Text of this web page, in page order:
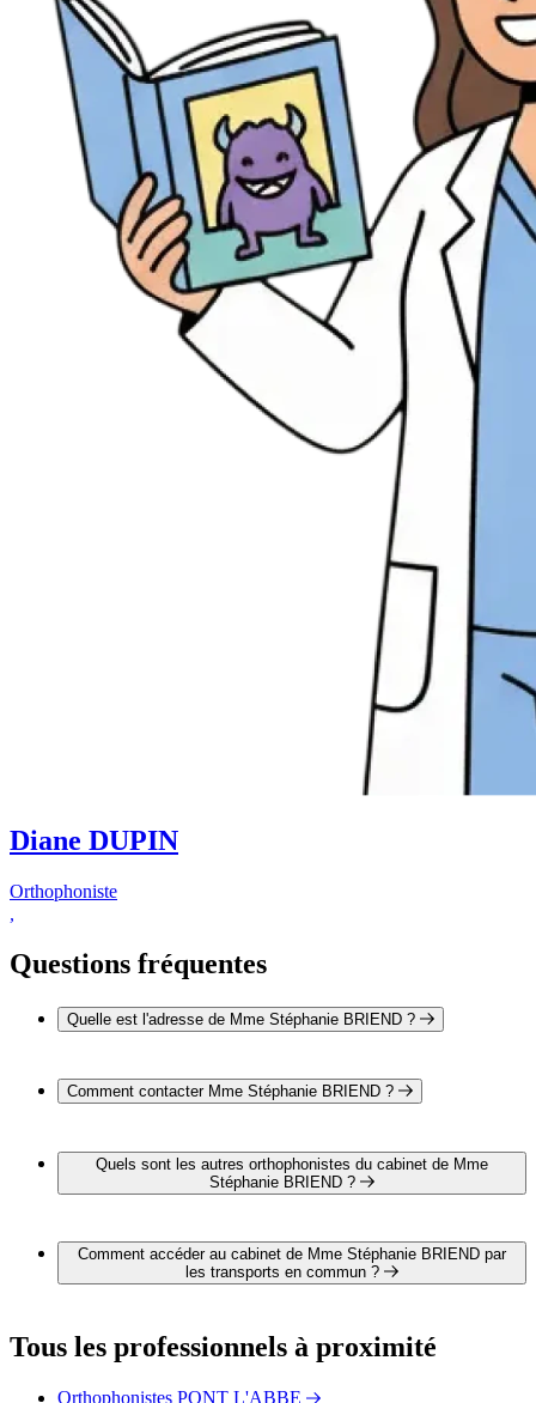
Diane DUPIN
Orthophoniste
Questions fréquentes
Quelle est l'adresse de Mme Stéphanie BRIEND ?
29720 PLONEOUR LANVERN
Comment contacter Mme Stéphanie BRIEND ?
téléphone au 02 98 82 69 59.
Quels sont les autres orthophonistes du cabinet de Mme
Stéphanie BRIEND ?
Mme Stéphanie BRIEND :
Mme Amélie LE CAM
Comment accéder au cabinet de Mme Stéphanie BRIEND par
les transports en commun ?
des arrêts suivants :
Bus - Plonéour-Lanvern, Cimetière
Tous les professionnels à proximité
Orthophonistes PONT L'ABBE